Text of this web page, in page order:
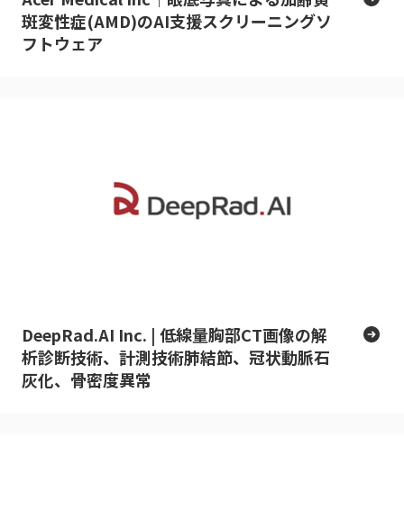
斑変性症(AMD)のAI支援スクリーニングソ
フトウェア
DeepRad.AI Inc. | 低線量胸部CT画像の解
析診断技術、計測技術肺結節、冠状動脈石
灰化、骨密度異常